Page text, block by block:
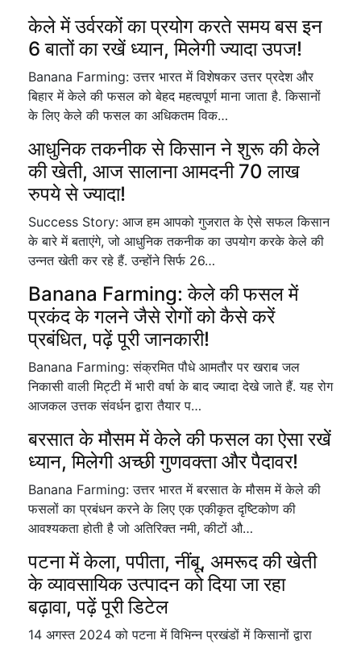
केले में उर्वरकों का प्रयोग करते समय बस इन
6 बातों का रखें ध्यान, मिलेगी ज्यादा उपज!
Banana Farming: उत्तर भारत में विशेषकर उत्तर प्रदेश और
बिहार में केले की फसल को बेहद महत्वपूर्ण माना जाता है. किसानों
के लिए केले की फसल का अधिकतम विक…
आधुनिक तकनीक से किसान ने शुरू की केले
की खेती, आज सालाना आमदनी 70 लाख
रुपये से ज्यादा!
Success Story: आज हम आपको गुजरात के ऐसे सफल किसान
के बारे में बताएंगे, जो आधुनिक तकनीक का उपयोग करके केले की
उन्नत खेती कर रहे हैं. उन्होंने सिर्फ 26…
Banana Farming: केले की फसल में
प्रकंद के गलने जैसे रोगों को कैसे करें
प्रबंधित, पढ़ें पूरी जानकारी!
Banana Farming: संक्रमित पौधे आमतौर पर खराब जल
निकासी वाली मिट्टी में भारी वर्षा के बाद ज्यादा देखे जाते हैं. यह रोग
आजकल उत्तक संवर्धन द्वारा तैयार प…
बरसात के मौसम में केले की फसल का ऐसा रखें
ध्यान, मिलेगी अच्छी गुणवक्ता और पैदावर!
Banana Farming: उत्तर भारत में बरसात के मौसम में केले की
फसलों का प्रबंधन करने के लिए एक एकीकृत दृष्टिकोण की
आवश्यकता होती है जो अतिरिक्त नमी, कीटों औ…
पटना में केला, पपीता, नींबू, अमरूद की खेती
के व्यावसायिक उत्पादन को दिया जा रहा
बढ़ावा, पढ़ें पूरी डिटेल
14 अगस्त 2024 को पटना में विभिन्न प्रखंडों में किसानों द्वारा